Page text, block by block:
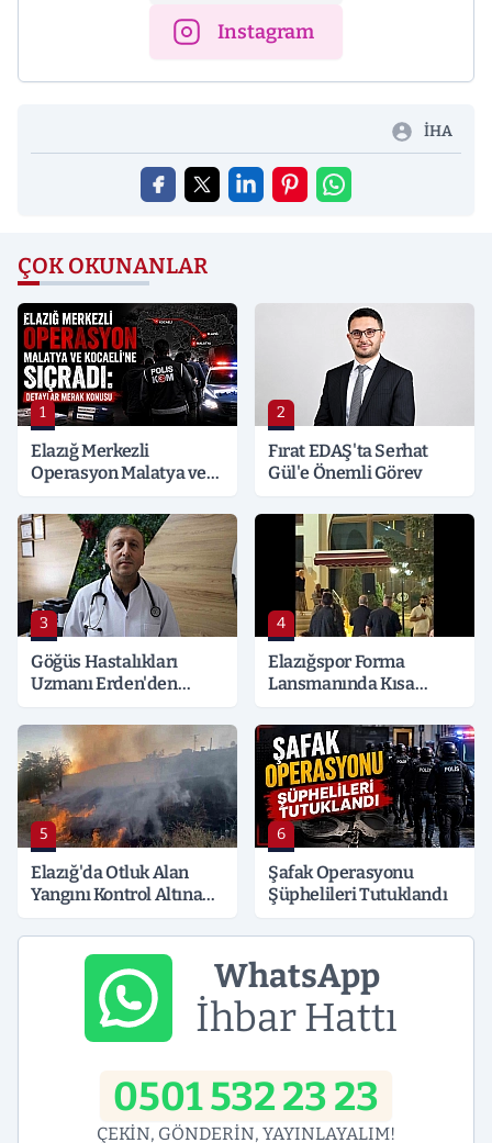
Instagram
İHA
ÇOK OKUNANLAR
1
Elazığ Merkezli
Operasyon Malatya ve
Detaylar Merak Konusu
2
Fırat EDAŞ'ta Serhat
Gül'e Önemli Görev
3
Göğüs Hastalıkları
Uzmanı Erden'den
4
Elazığspor Forma
Lansmanında Kısa
5
Elazığ'da Otluk Alan
Yangını Kontrol Altına
6
Şafak Operasyonu
Şüphelileri Tutuklandı
WhatsApp
İhbar Hattı
0501 532 23 23
ÇEKİN, GÖNDERİN, YAYINLAYALIM!